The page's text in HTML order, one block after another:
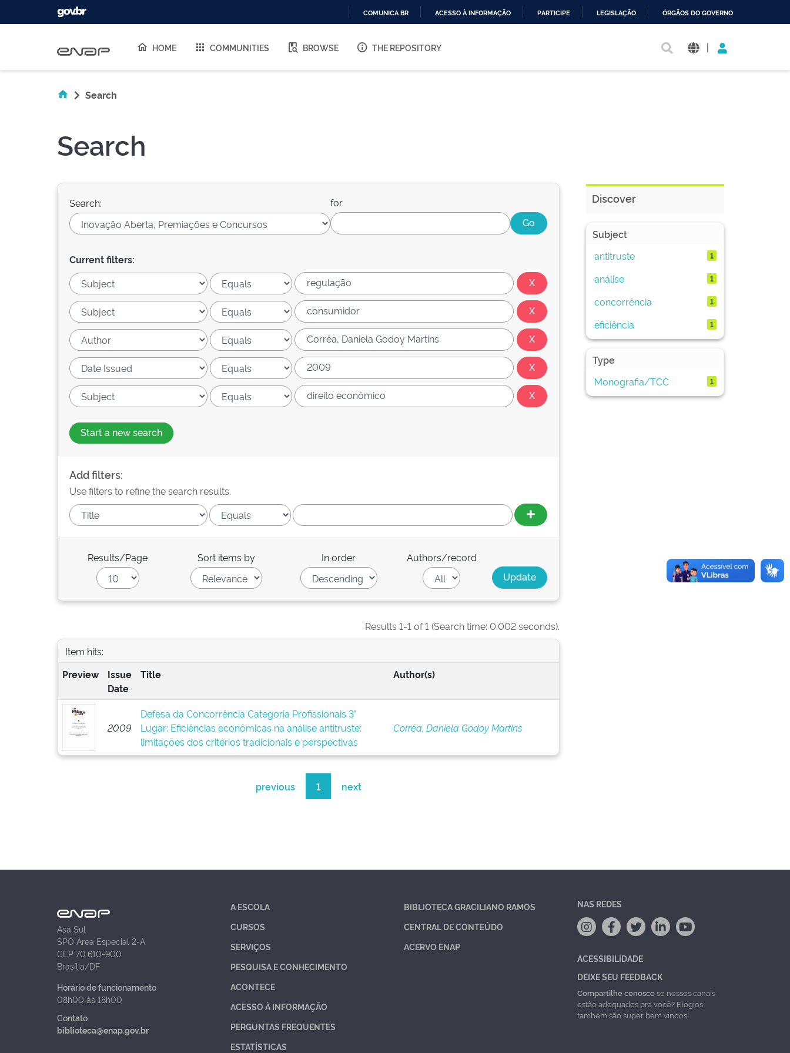
O
COMUNICA BR ACESSO À INFORMAÇÃO PARTICIPE LEGISLAÇÃO ÓRGÃOS DO GOVERNO
HOME COMMUNITIES BROWSE THE REPOSITORY |
Search
Search
Search: for
Current filters:
Start a new search
Add filters:
Use filters to refine the search results.
Results/Page Sort items by In order Authors/record
Results 1-1 of 1 (Search time: 0.002 seconds).
Item hits:
Preview
Issue
Date
Title Author(s)
2009
Defesa da Concorrência Categoria Profissionais 3°
Lugar: Eficiências econômicas na análise antitruste:
limitações dos critérios tradicionais e perspectivas
Corrêa, Daniela Godoy Martins
previous 1 next
Discover
Subject
antitruste
1
análise 1
concorrência 1
eficiência 1
Type
Monografia/TCC
1
Asa Sul
SPO Área Especial 2-A
CEP 70.610-900
Brasília/DF
Horário de funcionamento
08h00 às 18h00
Contato
biblioteca@enap.gov.br
A ESCOLA
CURSOS
SERVIÇOS
PESQUISA E CONHECIMENTO
ACONTECE
ACESSO À INFORMAÇÃO
PERGUNTAS FREQUENTES
ESTATÍSTICAS
BIBLIOTECA GRACILIANO RAMOS
CENTRAL DE CONTEÚDO
ACERVO ENAP
NAS REDES
ACESSIBILIDADE
DEIXE SEU FEEDBACK
Compartilhe conoscose nossos canais
estão adequados pra você? Elogios
também são super bem vindos!